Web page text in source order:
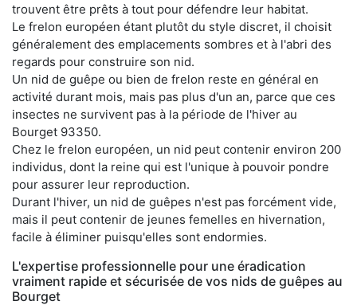
trouvent être prêts à tout pour défendre leur habitat.
Le frelon européen étant plutôt du style discret, il choisit
généralement des emplacements sombres et à l'abri des
regards pour construire son nid.
Un nid de guêpe ou bien de frelon reste en général en
activité durant mois, mais pas plus d'un an, parce que ces
insectes ne survivent pas à la période de l'hiver au
Bourget 93350.
Chez le frelon européen, un nid peut contenir environ 200
individus, dont la reine qui est l'unique à pouvoir pondre
pour assurer leur reproduction.
Durant l'hiver, un nid de guêpes n'est pas forcément vide,
mais il peut contenir de jeunes femelles en hivernation,
facile à éliminer puisqu'elles sont endormies.
L'expertise professionnelle pour une éradication
vraiment rapide et sécurisée de vos nids de guêpes au
Bourget